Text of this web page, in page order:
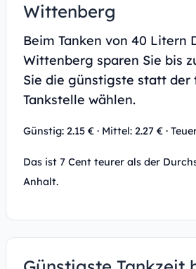
Wittenberg
Beim Tanken von 40 Litern
Wittenberg sparen Sie bis
Sie die günstigste statt der
Tankstelle wählen.
Günstig: 2.15 € · Mittel: 2.27 € ·
Das ist 7 Cent teurer als der
Anhalt.